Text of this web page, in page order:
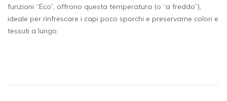
funzioni “Eco”, offrono questa temperatura (o “a freddo”),
ideale per rinfrescare i capi poco sporchi e preservarne colori e
tessuti a lungo.